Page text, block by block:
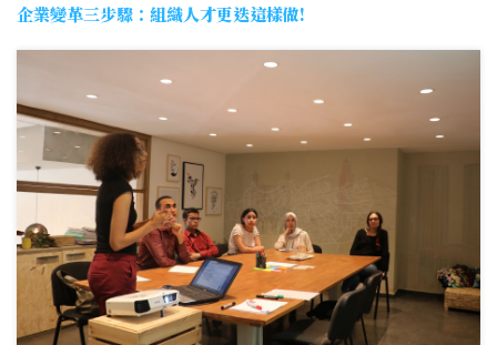
企業變革三步驟：組織人才更迭這樣做!